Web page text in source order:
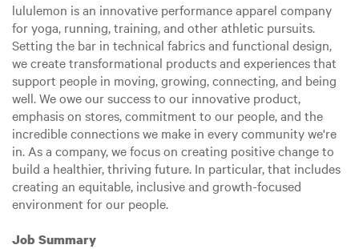
lululemon is an innovative performance apparel company
for yoga, running, training, and other athletic pursuits.
Setting the bar in technical fabrics and functional design,
we create transformational products and experiences that
support people in moving, growing, connecting, and being
well. We owe our success to our innovative product,
emphasis on stores, commitment to our people, and the
incredible connections we make in every community we're
in. As a company, we focus on creating positive change to
build a healthier, thriving future. In particular, that includes
creating an equitable, inclusive and growth-focused
environment for our people.
Job Summary